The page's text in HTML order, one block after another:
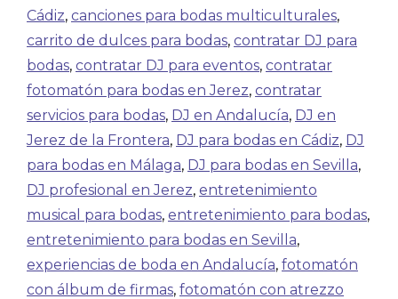
Cádiz, canciones para bodas multiculturales,
carrito de dulces para bodas, contratar DJ para
bodas, contratar DJ para eventos, contratar
fotomatón para bodas en Jerez, contratar
servicios para bodas, DJ en Andalucía, DJ en
Jerez de la Frontera, DJ para bodas en Cádiz, DJ
para bodas en Málaga, DJ para bodas en Sevilla,
DJ profesional en Jerez, entretenimiento
musical para bodas, entretenimiento para bodas,
entretenimiento para bodas en Sevilla,
experiencias de boda en Andalucía, fotomatón
con álbum de firmas, fotomatón con atrezzo